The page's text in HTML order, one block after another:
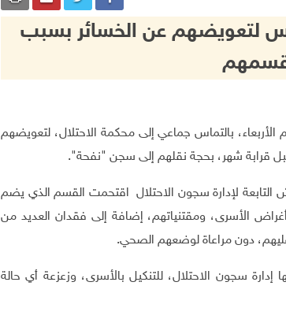
لتعويضهم عن الخسائر بسبب
اليوم الأربعاء، بالتماس جماعي إلى محكمة الاحتلال، لتعويضهم
قرابة شهر، بحجة نقلهم إلى سجن "نفحة".
لإدارة سجون الاحتلال اقتحمت القسم الذي يضم
الأسرى، ومقتنياتهم، إضافة إلى فقدان العديد من
دون مراعاة لوضعهم الصحي.
سجون الاحتلال، للتنكيل بالأسرى، وزعزعة أي حالة